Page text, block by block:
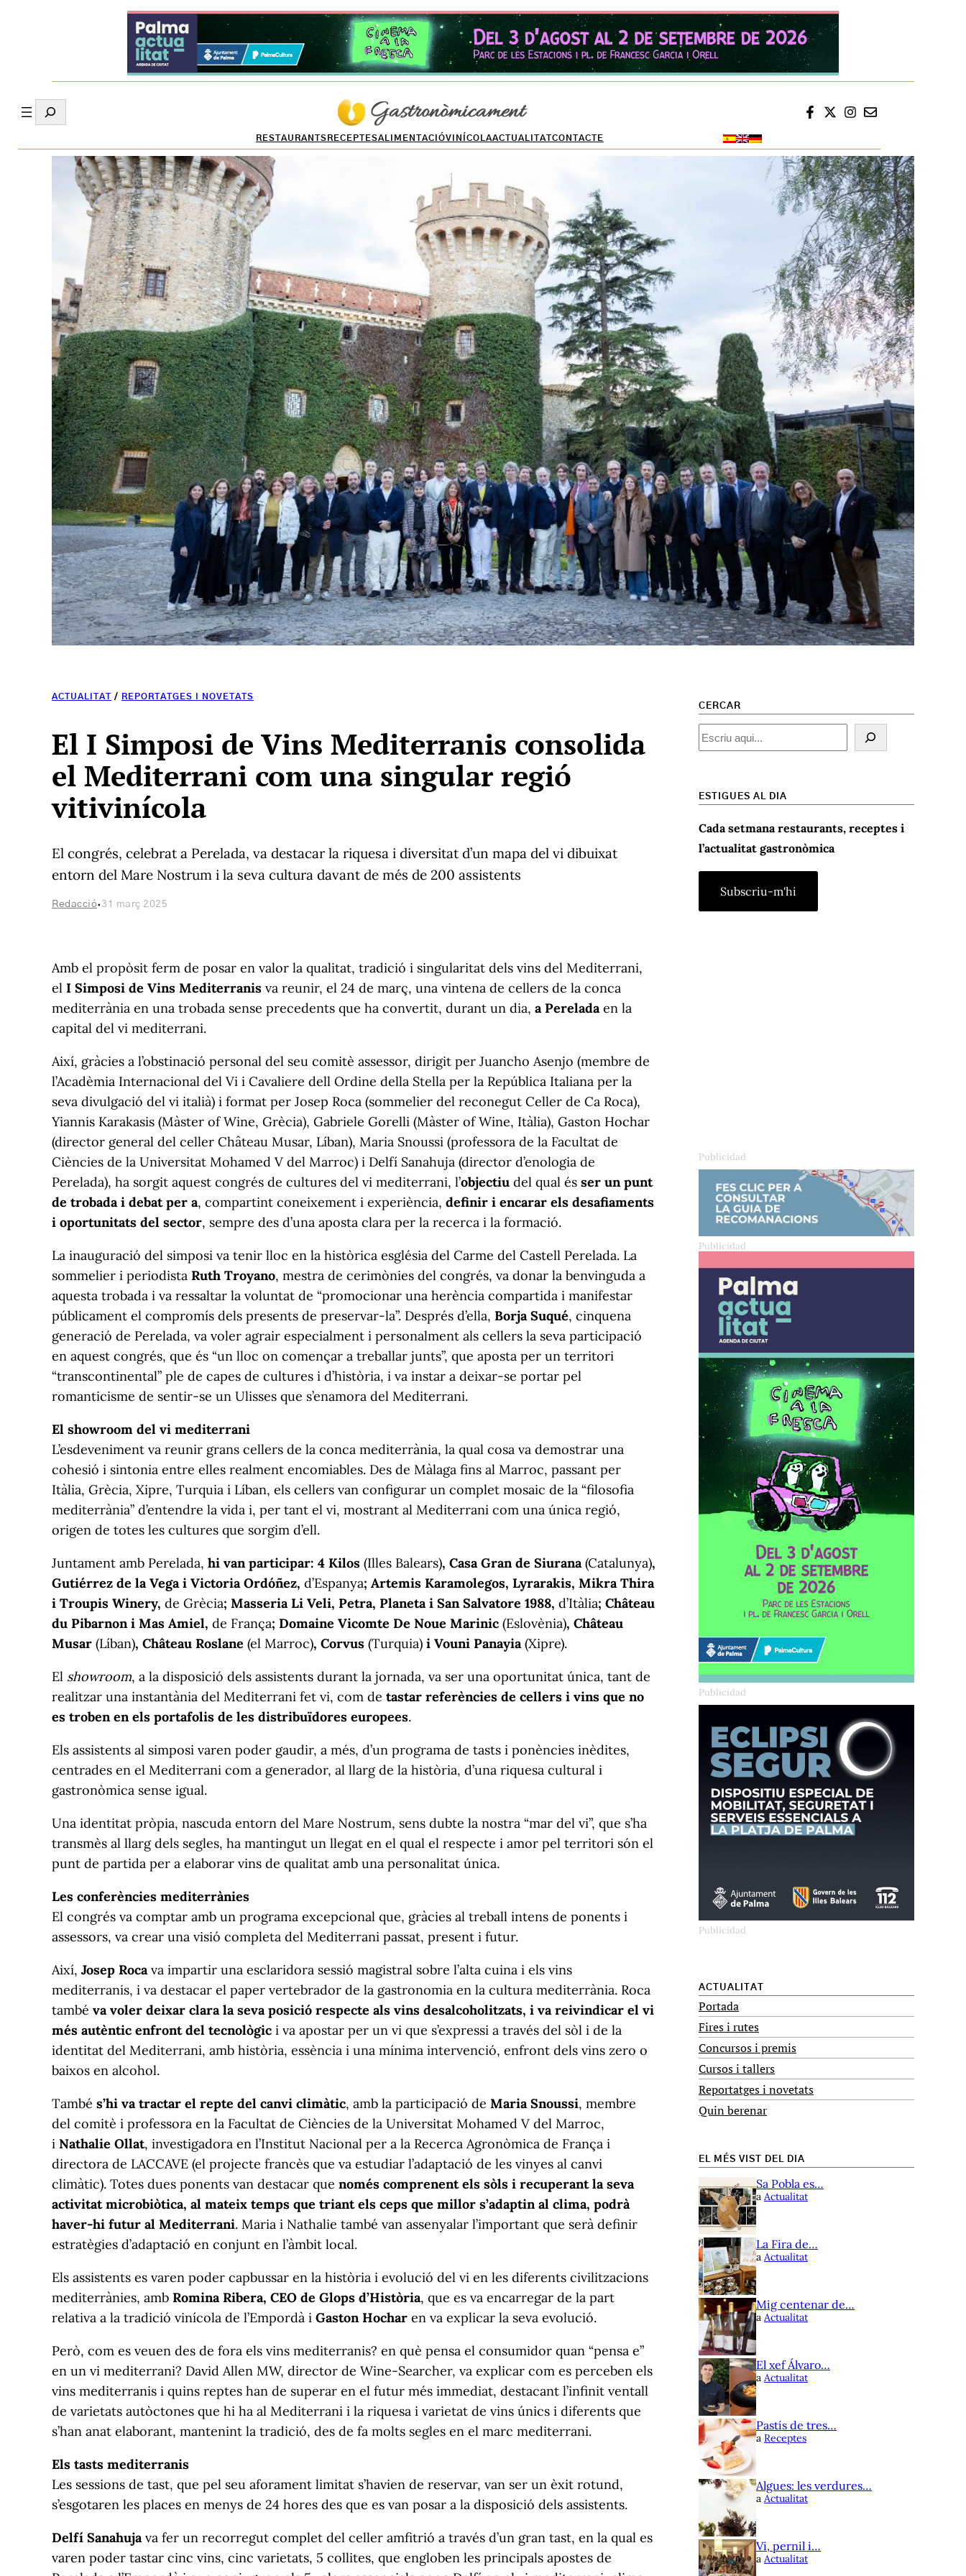
Search
RESTAURANTS RECEPTESALIMENTACIÓVINÍCOLAACTUALITATCONTACTE
ACTUALITAT / REPORTATGES I NOVETATS
El I Simposi de Vins Mediterranis consolida
el Mediterrani com una singular regió
vitivinícola
El congrés, celebrat a Perelada, va destacar la riquesa i diversitat d’un mapa del vi dibuixat
entorn del Mare Nostrum i la seva cultura davant de més de 200 assistents
Redacció· 31 març 2025
Amb el propòsit ferm de posar en valor la qualitat, tradició i singularitat dels vins del Mediterrani,
el I Simposi de Vins Mediterranis va reunir, el 24 de març, una vintena de cellers de la conca
mediterrània en una trobada sense precedents que ha convertit, durant un dia, a Pereladaen la
capital del vi mediterrani.
Així, gràcies a l’obstinació personal del seu comitè assessor, dirigit per Juancho Asenjo (membre de
l’Acadèmia Internacional del Vi i Cavaliere dell Ordine della Stella per la República Italiana per la
seva divulgació del vi italià) i format per Josep Roca (sommelier del reconegut Celler de Ca Roca),
Yiannis Karakasis (Màster of Wine, Grècia), Gabriele Gorelli (Màster of Wine, Itàlia), Gaston Hochar
(director general del celler Château Musar, Líban), Maria Snoussi (professora de la Facultat de
Ciències de la Universitat Mohamed V del Marroc) i Delfí Sanahuja (director d’enologia de
Perelada), ha sorgit aquest congrés de cultures del vi mediterrani, l’objectiu del qual és ser un punt
de trobada i debat per a, compartint coneixement i experiència, definir i encarar els desafiaments
i oportunitats del sector, sempre des d’una aposta clara per la recerca i la formació.
La inauguració del simposi va tenir lloc en la històrica església del Carme del Castell Perelada. La
sommelier i periodista Ruth Troyano, mestra de cerimònies del congrés, va donar la benvinguda a
aquesta trobada i va ressaltar la voluntat de “promocionar una herència compartida i manifestar
públicament el compromís dels presents de preservar-la”. Després d’ella, Borja Suqué, cinquena
generació de Perelada, va voler agrair especialment i personalment als cellers la seva participació
en aquest congrés, que és “un lloc on començar a treballar junts”, que aposta per un territori
“transcontinental” ple de capes de cultures i d’història, i va instar a deixar-se portar pel
romanticisme de sentir-se un Ulisses que s’enamora del Mediterrani.
El showroom del vi mediterrani
L’esdeveniment va reunir grans cellers de la conca mediterrània, la qual cosa va demostrar una
cohesió i sintonia entre elles realment encomiables. Des de Màlaga fins al Marroc, passant per
Itàlia, Grècia, Xipre, Turquia i Líban, els cellers van configurar un complet mosaic de la “filosofia
mediterrània” d’entendre la vida i, per tant el vi, mostrant al Mediterrani com una única regió,
origen de totes les cultures que sorgim d’ell.
Juntament amb Perelada, hi van participar: 4 Kilos (Illes Balears), Casa Gran de Siurana(Catalunya),
Gutiérrez de la Vega i Victoria Ordóñez, d’Espanya; Artemis Karamolegos, Lyrarakis, Mikra Thira
i Troupis Winery, de Grècia; Masseria Li Veli, Petra, Planeta i San Salvatore 1988, d’Itàlia; Château
du Pibarnon i Mas Amiel, de França; Domaine Vicomte De Noue Marinic (Eslovènia), Château
Musar (Líban), Château Roslane (el Marroc), Corvus (Turquia) i Vouni Panayia(Xipre).
El showroom, a la disposició dels assistents durant la jornada, va ser una oportunitat única, tant de
realitzar una instantània del Mediterrani fet vi, com de tastar referències de cellers i vins que no
es troben en els portafolis de les distribuïdores europees.
Els assistents al simposi varen poder gaudir, a més, d’un programa de tasts i ponències inèdites,
centrades en el Mediterrani com a generador, al llarg de la història, d’una riquesa cultural i
gastronòmica sense igual.
Una identitat pròpia, nascuda entorn del Mare Nostrum, sens dubte la nostra “mar del vi”, que s’ha
transmès al llarg dels segles, ha mantingut un llegat en el qual el respecte i amor pel territori són el
punt de partida per a elaborar vins de qualitat amb una personalitat única.
Les conferències mediterrànies
El congrés va comptar amb un programa excepcional que, gràcies al treball intens de ponents i
assessors, va crear una visió completa del Mediterrani passat, present i futur.
Així, Josep Rocava impartir una esclaridora sessió magistral sobre l’alta cuina i els vins
mediterranis, i va destacar el paper vertebrador de la gastronomia en la cultura mediterrània. Roca
també va voler deixar clara la seva posició respecte als vins desalcoholitzats, i va reivindicar el vi
més autèntic enfront del tecnològic i va apostar per un vi que s’expressi a través del sòl i de la
identitat del Mediterrani, amb història, essència i una mínima intervenció, enfront dels vins zero o
baixos en alcohol.
També s’hi va tractar el repte del canvi climàtic, amb la participació de Maria Snoussi, membre
del comitè i professora en la Facultat de Ciències de la Universitat Mohamed V del Marroc,
i Nathalie Ollat, investigadora en l’Institut Nacional per a la Recerca Agronòmica de França i
directora de LACCAVE (el projecte francès que va estudiar l’adaptació de les vinyes al canvi
climàtic). Totes dues ponents van destacar que només comprenent els sòls i recuperant la seva
activitat microbiòtica, al mateix temps que triant els ceps que millor s’adaptin al clima, podrà
haver-hi futur al Mediterrani. Maria i Nathalie també van assenyalar l’important que serà definir
estratègies d’adaptació en conjunt en l’àmbit local.
Els assistents es varen poder capbussar en la història i evolució del vi en les diferents civilitzacions
mediterrànies, amb Romina Ribera, CEO de Glops d’Història, que es va encarregar de la part
relativa a la tradició vinícola de l’Empordà i Gaston Hochar en va explicar la seva evolució.
Però, com es veuen des de fora els vins mediterranis? en què pensa el consumidor quan “pensa e”
en un vi mediterrani? David Allen MW, director de Wine-Searcher, va explicar com es perceben els
vins mediterranis i quins reptes han de superar en el futur més immediat, destacant l’infinit ventall
de varietats autòctones que hi ha al Mediterrani i la riquesa i varietat de vins únics i diferents que
s’han anat elaborant, mantenint la tradició, des de fa molts segles en el marc mediterrani.
Els tasts mediterranis
Les sessions de tast, que pel seu aforament limitat s’havien de reservar, van ser un èxit rotund,
s’esgotaren les places en menys de 24 hores des que es van posar a la disposició dels assistents.
Delfí Sanahujava fer un recorregut complet del celler amfitrió a través d’un gran tast, en la qual es
varen poder tastar cinc vins, cinc varietats, 5 collites, que engloben les principals apostes de
CERCAR
Cercar
ESTIGUES AL DIA
Cada setmana restaurants, receptes i
l’actualitat gastronòmica
ACTUALITAT
Portada
Fires i rutes
Concursos i premis
Cursos i tallers
Reportatges i novetats
Quin berenar
EL MÉS VIST DEL DIA
Sa Pobla es…
a Actualitat
La Fira de…
a Actualitat
Mig centenar de…
a Actualitat
El xef Álvaro…
a Actualitat
Pastís de tres…
a Receptes
Algues: les verdures…
a Actualitat
Vi, pernil i…
a Actualitat